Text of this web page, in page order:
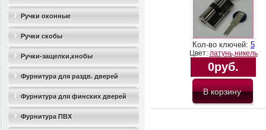
Ручки оконные
Ручки скобы
Ручки-защелки,кнобы
Фурнитура для раздв. дверей
Фурнитура для финских дверей
Фурнитура ПВХ
Кол-во ключей: 5
Цвет: латунь,никель
0руб.